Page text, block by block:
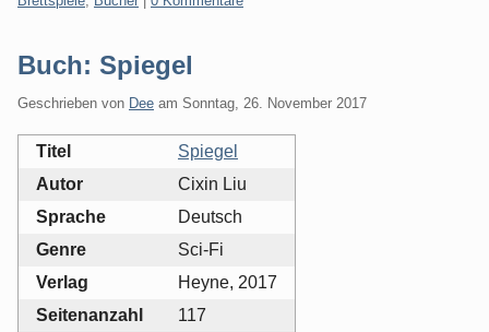
Buch: Spiegel
Geschrieben von Dee am Sonntag, 26. November 2017
Titel
Spiegel
Autor
Cixin Liu
Sprache
Deutsch
Genre
Sci-Fi
Verlag
Heyne, 2017
Seitenanzahl
117